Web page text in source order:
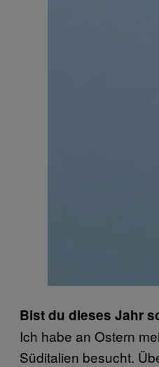
Bist du dieses Jahr
Ich habe an Ostern
Süditalien besucht.